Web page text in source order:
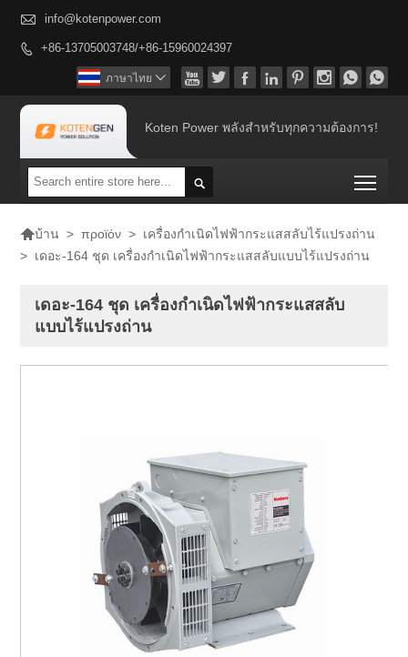
 info@kotenpower.com
 +86-13705003748/+86-15960024397
       
ภาษาไทย 
Koten Power พลังสำหรับทุกความต้องการ!

บ้าน > προϊόν > เครื่องกำเนิดไฟฟ้ากระแสสลับไร้แปรงถ่าน
> เดอะ-164 ชุด เครื่องกำเนิดไฟฟ้ากระแสสลับแบบไร้แปรงถ่าน
เดอะ-164 ชุด เครื่องกำเนิดไฟฟ้ากระแสสลับ
แบบไร้แปรงถ่าน